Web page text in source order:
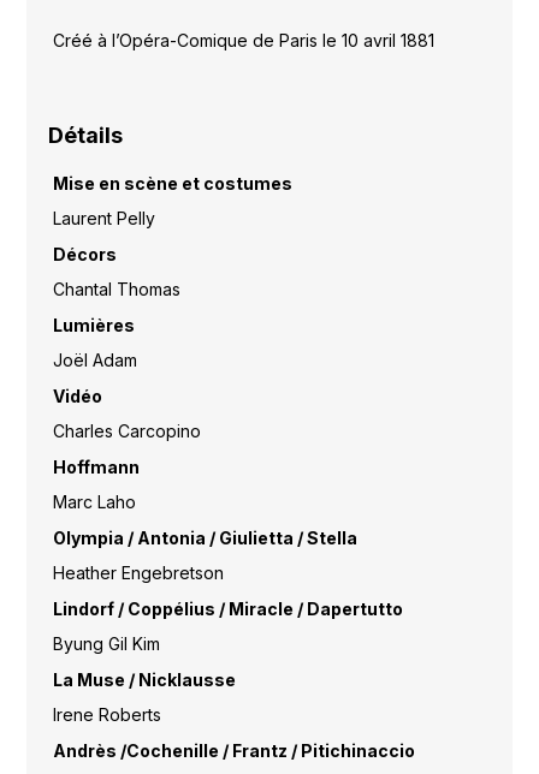
Créé à l’Opéra-Comique de Paris le 10 avril 1881
Détails
Mise en scène et costumes
Laurent Pelly
Décors
Chantal Thomas
Lumières
Joël Adam
Vidéo
Charles Carcopino
Hoffmann
Marc Laho
Olympia / Antonia / Giulietta / Stella
Heather Engebretson
Lindorf / Coppélius / Miracle / Dapertutto
Byung Gil Kim
La Muse / Nicklausse
Irene Roberts
Andrès /Cochenille / Frantz / Pitichinaccio